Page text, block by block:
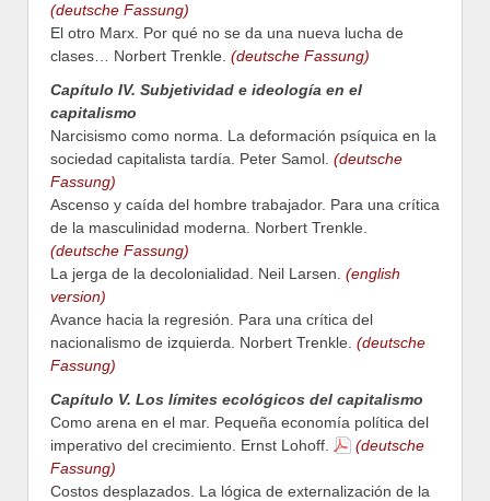
(deutsche Fassung)
El otro Marx. Por qué no se da una nueva lucha de
clases… Norbert Trenkle. (deutsche Fassung)
Capítulo IV. Subjetividad e ideología en el
capitalismo
Narcisismo como norma. La deformación psíquica en la
sociedad capitalista tardía. Peter Samol. (deutsche
Fassung)
Ascenso y caída del hombre trabajador. Para una crítica
de la masculinidad moderna. Norbert Trenkle.
(deutsche Fassung)
La jerga de la decolonialidad. Neil Larsen. (english
version)
Avance hacia la regresión. Para una crítica del
nacionalismo de izquierda. Norbert Trenkle. (deutsche
Fassung)
Capítulo V. Los límites ecológicos del capitalismo
Como arena en el mar. Pequeña economía política del
imperativo del crecimiento. Ernst Lohoff.
(deutsche
Fassung)
Costos desplazados. La lógica de externalización de la